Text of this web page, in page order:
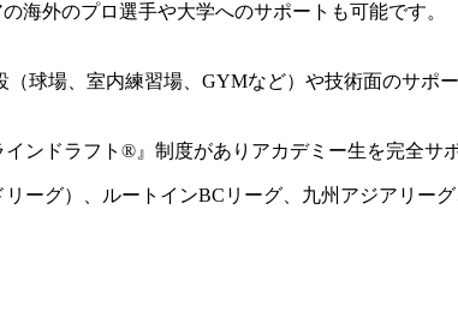
外のプロ選手や大学へのサポートも可能です。
球場、室内練習場、GYMなど）や技術面のサポ
ンドラフト®』制度がありアカデミー生を完全サ
ーグ）、ルートインBCリーグ、九州アジアリー